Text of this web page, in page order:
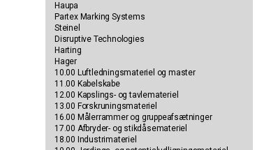
Haupa
Partex Marking Systems
Steinel
Disruptive Technologies
Harting
Hager
10.00 Luftledningsmateriel og master
11.00 Kabelskabe
12.00 Kapslings- og tavlemateriel
13.00 Forskruningsmateriel
16.00 Målerrammer og gruppeafsætninger
17.00 Afbryder- og stikdåsemateriel
18.00 Industrimateriel